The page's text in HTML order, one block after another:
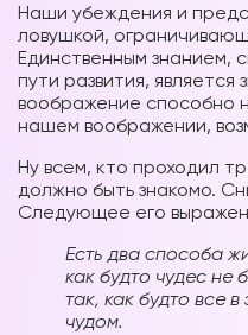
Наши убеждения и
ловушкой,
Единственным знанием,
пути развития, является
воображение способно
нашем воображении,
Ну всем, кто проходил
должно быть знакомо.
Следующее его
Есть два способа
как будто чудес не
так, как будто все
чудом.